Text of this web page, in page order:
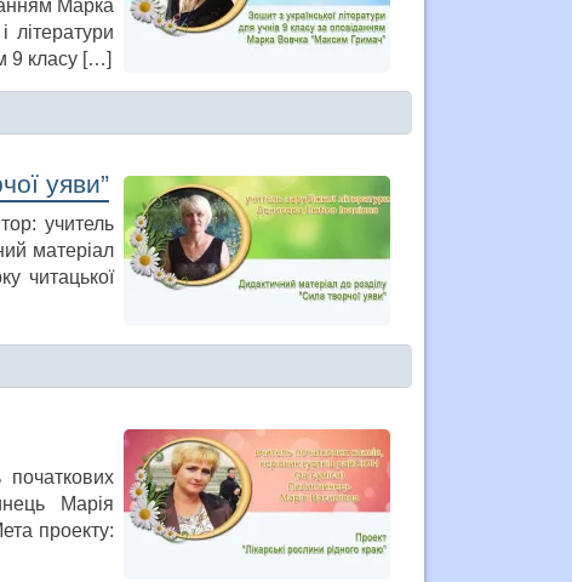
Марка
літератури
9 класу […]
уяви”
учитель
матеріал
читацької
початкових
Марія
проекту: